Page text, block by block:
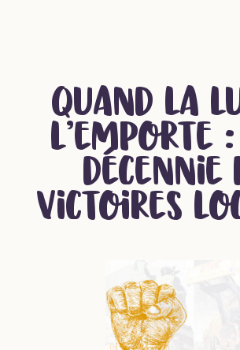
Quand la
l’emporte
décennie
victoires